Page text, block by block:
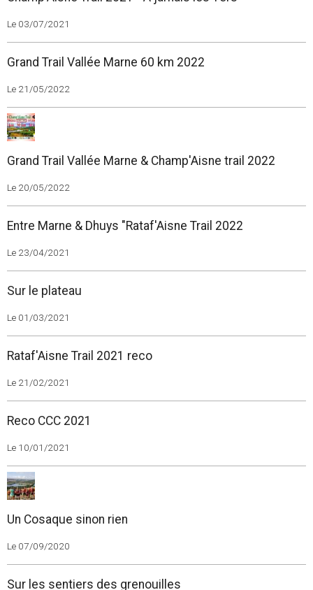
Le 03/07/2021
Grand Trail Vallée Marne 60 km 2022
Le 21/05/2022
Grand Trail Vallée Marne & Champ'Aisne trail 2022
Le 20/05/2022
Entre Marne & Dhuys "Rataf'Aisne Trail 2022
Le 23/04/2021
Sur le plateau
Le 01/03/2021
Rataf'Aisne Trail 2021 reco
Le 21/02/2021
Reco CCC 2021
Le 10/01/2021
Un Cosaque sinon rien
Le 07/09/2020
Sur les sentiers des grenouilles